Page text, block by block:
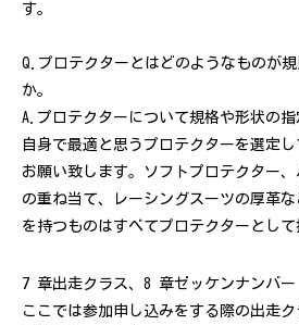
す。
Q.プロテクターとはどのようなものが
か。
A.プロテクターについて規格や形状の
自身で最適と思うプロテクターを選定
お願い致します。ソフトプロテクター
の重ね当て、レーシングスーツの厚革
を持つものはすべてプロテクターとして
7 章出走クラス、8 章ゼッケンナンバー
ここでは参加申し込みをする際の出走